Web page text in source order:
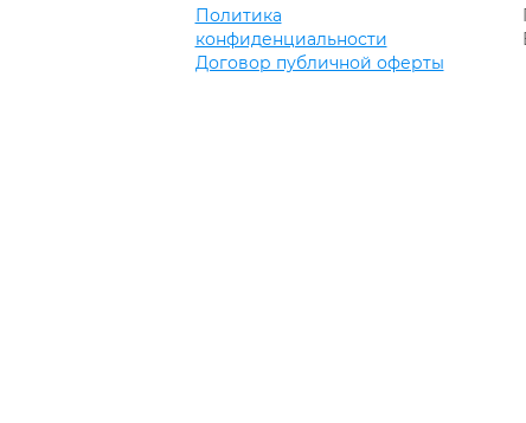
Политика
конфиденциальности
Договор публичной оферты